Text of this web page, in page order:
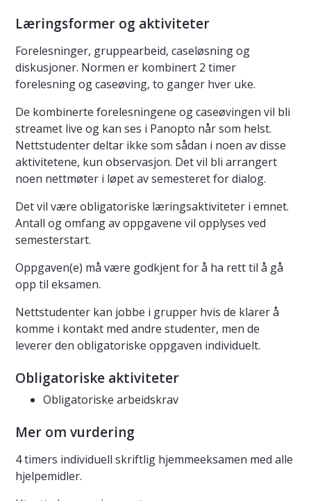
Læringsformer og aktiviteter
Forelesninger, gruppearbeid, caseløsning og
diskusjoner. Normen er kombinert 2 timer
forelesning og caseøving, to ganger hver uke.
De kombinerte forelesningene og caseøvingen vil bli
streamet live og kan ses i Panopto når som helst.
Nettstudenter deltar ikke som sådan i noen av disse
aktivitetene, kun observasjon. Det vil bli arrangert
noen nettmøter i løpet av semesteret for dialog.
Det vil være obligatoriske læringsaktiviteter i emnet.
Antall og omfang av oppgavene vil opplyses ved
semesterstart.
Oppgaven(e) må være godkjent for å ha rett til å gå
opp til eksamen.
Nettstudenter kan jobbe i grupper hvis de klarer å
komme i kontakt med andre studenter, men de
leverer den obligatoriske oppgaven individuelt.
Obligatoriske aktiviteter
Obligatoriske arbeidskrav
Mer om vurdering
4 timers individuell skriftlig hjemmeeksamen med alle
hjelpemidler.